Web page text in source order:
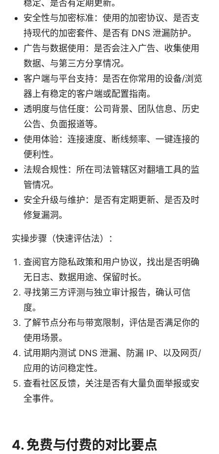
稳定、是否有定期更新。
安全性与加密标准：使用的加密协议、是否支
持现代的加密套件、是否有 DNS 泄漏防护。
广告与数据使用：是否会注入广告、收集使用
数据、与第三方分享情况。
客户端与平台支持：是否在你常用的设备/浏览
器上有稳定的客户端或配置指南。
透明度与信任度：公司背景、团队信息、历史
公告、负面报道等。
使用体验：连接速度、断线频率、一键连接的
便利性。
法规合规性：所在司法管辖区对翻墙工具的监
管情况。
安全升级与维护：是否有定期更新、是否及时
修复漏洞。
实操步骤（快速评估法）：
查阅官方隐私政策和用户协议，找出是否明确
无日志、数据用途、保留时长。
寻找第三方评测与独立审计报告，确认可信
度。
了解节点分布与带宽限制，评估是否满足你的
使用场景。
试用期内测试 DNS 泄漏、防漏 IP、以及网页/
应用的访问稳定性。
查看社区反馈，关注是否有大量负面举报或安
全事件。
4. 免费与付费的对比要点